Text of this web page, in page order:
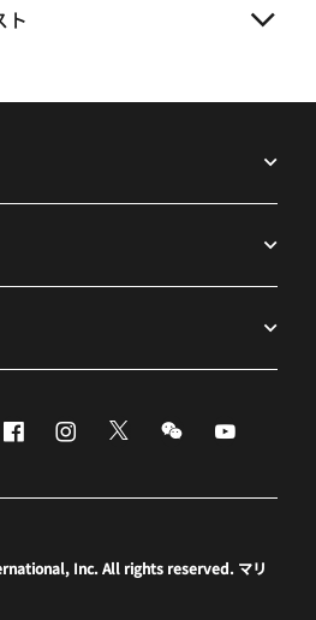
ト
Facebook
新しいウィンドウで開く
Instagram
新しいウィンドウで開く
Twitter
新しいウィンドウで開
Messenger
新しいウィンド
新しいウ
Inc. All rights reserved. マリ